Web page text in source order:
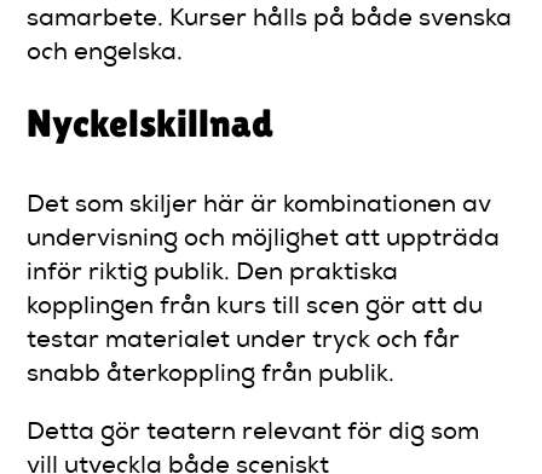
samarbete. Kurser hålls på både svenska
och engelska.
Nyckelskillnad
Det som skiljer här är kombinationen av
undervisning och möjlighet att uppträda
inför riktig publik. Den praktiska
kopplingen från kurs till scen gör att du
testar materialet under tryck och får
snabb återkoppling från publik.
Detta gör teatern relevant för dig som
vill utveckla både sceniskt